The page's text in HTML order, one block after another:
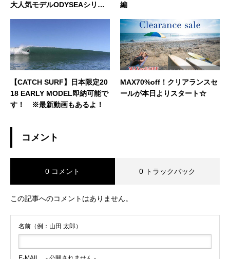
大人気モデルODYSEAシリー
編
【CATCH SURF】日本限定20
18 EARLY MODEL即納可能で
す！ ※最新動画もあるよ！
MAX70%off！クリアランスセ
ールが本日よりスタート☆
コメント
0 コメント 0 トラックバック
この記事へのコメントはありません。
名前（例：山田 太郎）